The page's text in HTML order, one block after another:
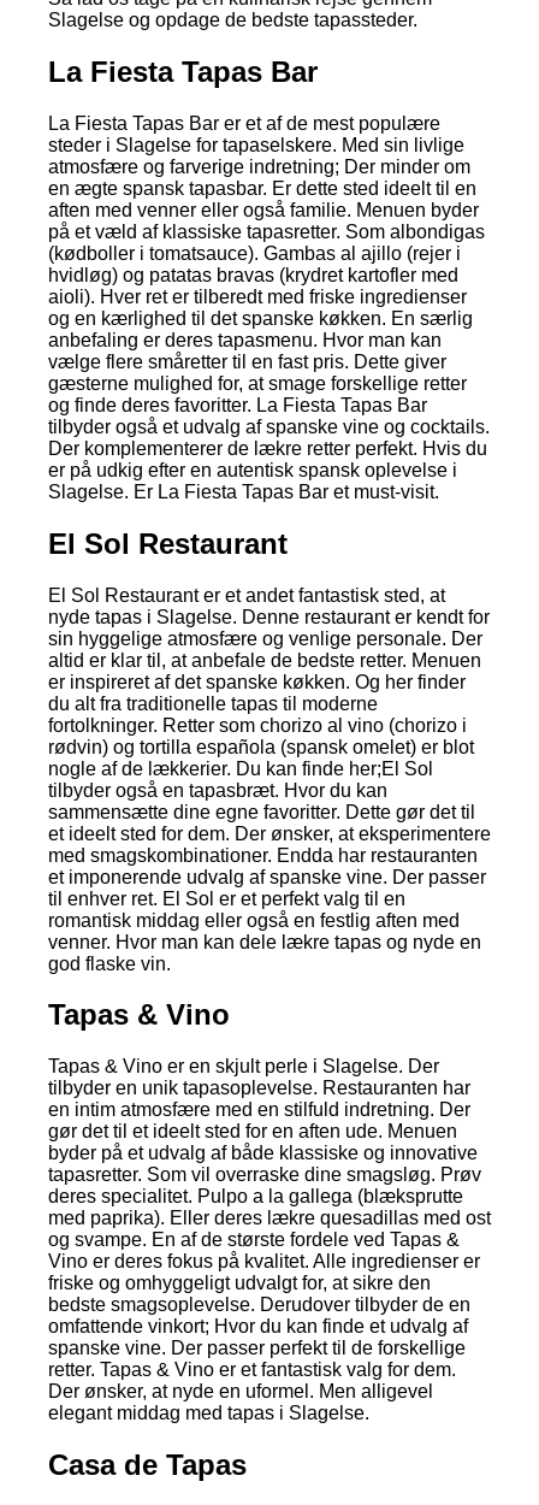
Slagelse og opdage de bedste tapassteder.
La Fiesta Tapas Bar
La Fiesta Tapas Bar er et af de mest populære
steder i Slagelse for tapaselskere. Med sin livlige
atmosfære og farverige indretning; Der minder om
en ægte spansk tapasbar. Er dette sted ideelt til en
aften med venner eller også familie. Menuen byder
på et væld af klassiske tapasretter. Som albondigas
(kødboller i tomatsauce). Gambas al ajillo (rejer i
hvidløg) og patatas bravas (krydret kartofler med
aioli). Hver ret er tilberedt med friske ingredienser
og en kærlighed til det spanske køkken. En særlig
anbefaling er deres tapasmenu. Hvor man kan
vælge flere småretter til en fast pris. Dette giver
gæsterne mulighed for, at smage forskellige retter
og finde deres favoritter. La Fiesta Tapas Bar
tilbyder også et udvalg af spanske vine og cocktails.
Der komplementerer de lækre retter perfekt. Hvis du
er på udkig efter en autentisk spansk oplevelse i
Slagelse. Er La Fiesta Tapas Bar et must-visit.
El Sol Restaurant
El Sol Restaurant er et andet fantastisk sted, at
nyde tapas i Slagelse. Denne restaurant er kendt for
sin hyggelige atmosfære og venlige personale. Der
altid er klar til, at anbefale de bedste retter. Menuen
er inspireret af det spanske køkken. Og her finder
du alt fra traditionelle tapas til moderne
fortolkninger. Retter som chorizo al vino (chorizo i
rødvin) og tortilla española (spansk omelet) er blot
nogle af de lækkerier. Du kan finde her;El Sol
tilbyder også en tapasbræt. Hvor du kan
sammensætte dine egne favoritter. Dette gør det til
et ideelt sted for dem. Der ønsker, at eksperimentere
med smagskombinationer. Endda har restauranten
et imponerende udvalg af spanske vine. Der passer
til enhver ret. El Sol er et perfekt valg til en
romantisk middag eller også en festlig aften med
venner. Hvor man kan dele lækre tapas og nyde en
god flaske vin.
Tapas & Vino
Tapas & Vino er en skjult perle i Slagelse. Der
tilbyder en unik tapasoplevelse. Restauranten har
en intim atmosfære med en stilfuld indretning. Der
gør det til et ideelt sted for en aften ude. Menuen
byder på et udvalg af både klassiske og innovative
tapasretter. Som vil overraske dine smagsløg. Prøv
deres specialitet. Pulpo a la gallega (blæksprutte
med paprika). Eller deres lækre quesadillas med ost
og svampe. En af de største fordele ved Tapas &
Vino er deres fokus på kvalitet. Alle ingredienser er
friske og omhyggeligt udvalgt for, at sikre den
bedste smagsoplevelse. Derudover tilbyder de en
omfattende vinkort; Hvor du kan finde et udvalg af
spanske vine. Der passer perfekt til de forskellige
retter. Tapas & Vino er et fantastisk valg for dem.
Der ønsker, at nyde en uformel. Men alligevel
elegant middag med tapas i Slagelse.
Casa de Tapas